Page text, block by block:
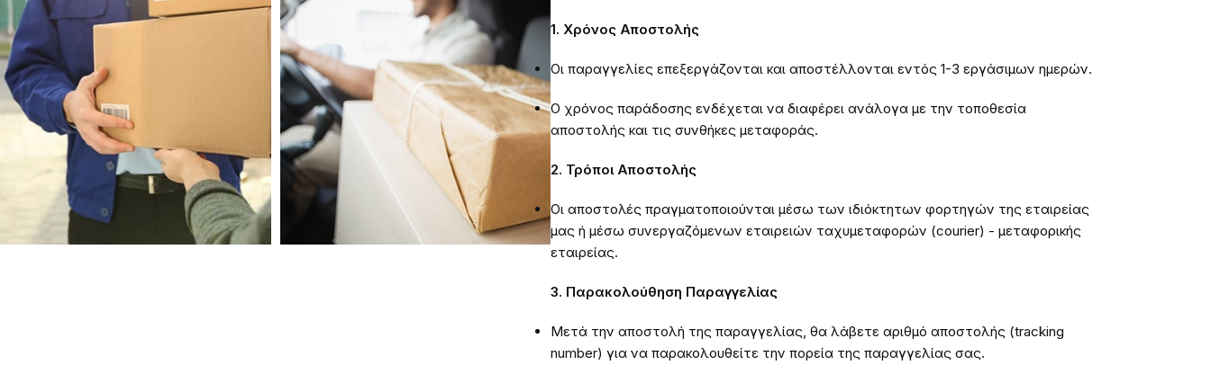
1. Χρόνος Αποστολής
Οι παραγγελίες επεξεργάζονται και αποστέλλονται εντός 1-3 εργάσιμων ημερών.
Ο χρόνος παράδοσης ενδέχεται να διαφέρει ανάλογα με την τοποθεσία
αποστολής και τις συνθήκες μεταφοράς.
2. Τρόποι Αποστολής
Οι αποστολές πραγματοποιούνται μέσω των ιδιόκτητων φορτηγών της εταιρείας
μας ή μέσω συνεργαζόμενων εταιρειών ταχυμεταφορών (courier) - μεταφορικής
εταιρείας.
3. Παρακολούθηση Παραγγελίας
Μετά την αποστολή της παραγγελίας, θα λάβετε αριθμό αποστολής (tracking
number) για να παρακολουθείτε την πορεία της παραγγελίας σας.